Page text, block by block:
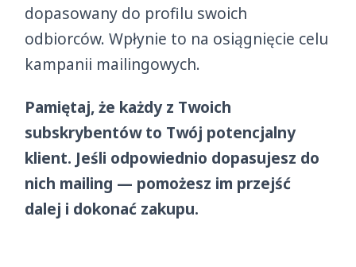
dopasowany do profilu swoich
odbiorców. Wpłynie to na osiągnięcie celu
kampanii mailingowych.
Pamiętaj, że każdy z Twoich
subskrybentów to Twój potencjalny
klient. Jeśli odpowiednio dopasujesz do
nich mailing — pomożesz im przejść
dalej i dokonać zakupu.